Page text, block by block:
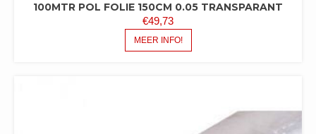
100MTR POL FOLIE 150CM 0.05 TRANSPARANT
€49,73
MEER INFO!